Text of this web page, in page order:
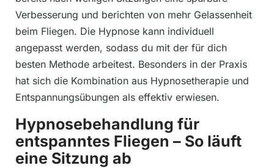
Verbesserung und berichten von mehr Gelassenheit
beim Fliegen. Die Hypnose kann individuell
angepasst werden, sodass du mit der für dich
besten Methode arbeitest. Besonders in der Praxis
hat sich die Kombination aus Hypnosetherapie und
Entspannungsübungen als effektiv erwiesen.
Hypnosebehandlung für
entspanntes Fliegen – So läuft
eine Sitzung ab